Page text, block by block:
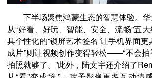
下半场聚焦鸿蒙生态的智慧体验。
从“好看、好玩、智能、安全、流畅”五
具个性化的“锁屏艺术签名”让手机界面更
成片”则让视频创作变得轻松——“不会拍
拍照就够了。”此外，陆文宇还介绍了